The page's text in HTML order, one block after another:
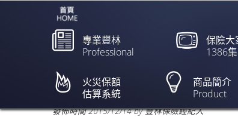
專業豐林
Professional
保險大
1386集
火災保額
估算系統
商品簡介
Product
欲閱讀全文請點上列新聞標題
發佈時間2015/12/14by豐林保險經紀人